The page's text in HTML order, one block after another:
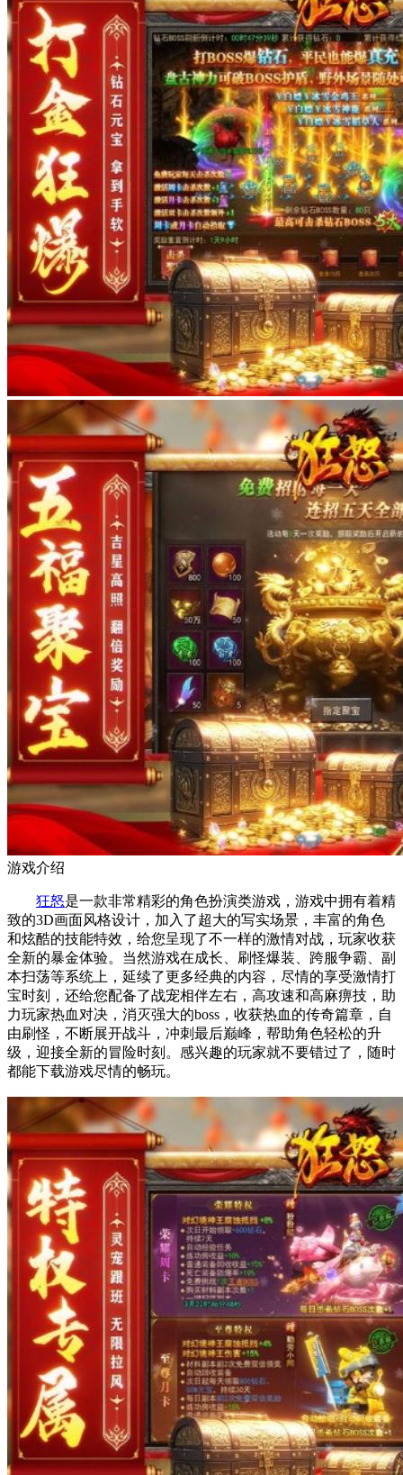
游戏介绍
狂怒是一款非常精彩的角色扮演类游戏，游戏中拥有着精
致的3D画面风格设计，加入了超大的写实场景，丰富的角色
和炫酷的技能特效，给您呈现了不一样的激情对战，玩家收获
全新的暴金体验。当然游戏在成长、刷怪爆装、跨服争霸、副
本扫荡等系统上，延续了更多经典的内容，尽情的享受激情打
宝时刻，还给您配备了战宠相伴左右，高攻速和高麻痹技，助
力玩家热血对决，消灭强大的boss，收获热血的传奇篇章，自
由刷怪，不断展开战斗，冲刺最后巅峰，帮助角色轻松的升
级，迎接全新的冒险时刻。感兴趣的玩家就不要错过了，随时
都能下载游戏尽情的畅玩。